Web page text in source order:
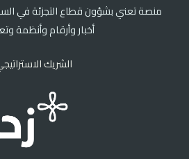
منصة تعني بشؤون قطاع التجزئة في
أخبار وأرقام وأنظمة
الشريك